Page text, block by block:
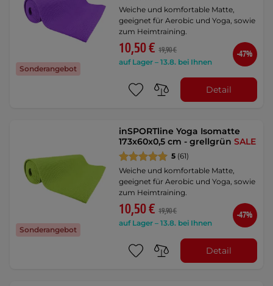
Sonderangebot
Weiche und komfortable Matte,
geeignet für Aerobic und Yoga, sowie
zum Heimtraining.
10,50 € 19,90 €
auf Lager – 13.8. bei Ihnen
-47%
Detail
Sonderangebot
inSPORTline Yoga Isomatte
173x60x0,5 cm - grellgrünSALE
5 (61)
Weiche und komfortable Matte,
geeignet für Aerobic und Yoga, sowie
zum Heimtraining.
10,50 € 19,90 €
auf Lager – 13.8. bei Ihnen
-47%
Detail